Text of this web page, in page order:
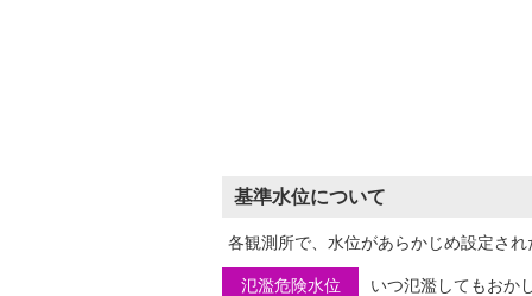
基準水位について
各観測所で、水位があらかじめ設定さ
氾濫危険水位 いつ氾濫してもおか